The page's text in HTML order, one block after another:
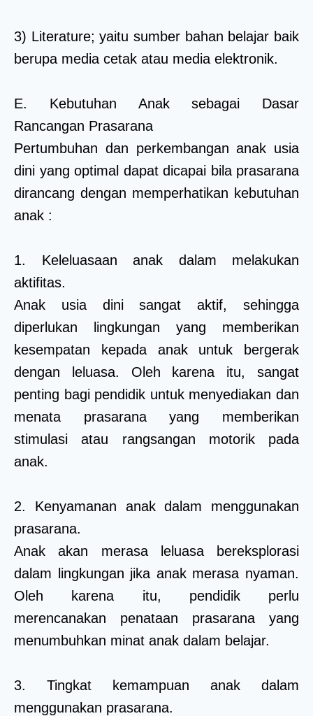
3) Literature; yaitu sumber bahan belajar baik
berupa media cetak atau media elektronik.
E. Kebutuhan Anak sebagai Dasar
Rancangan Prasarana
Pertumbuhan dan perkembangan anak usia
dini yang optimal dapat dicapai bila prasarana
dirancang dengan memperhatikan kebutuhan
anak :
1. Keleluasaan anak dalam melakukan
aktifitas.
Anak usia dini sangat aktif, sehingga
diperlukan lingkungan yang memberikan
kesempatan kepada anak untuk bergerak
dengan leluasa. Oleh karena itu, sangat
penting bagi pendidik untuk menyediakan dan
menata prasarana yang memberikan
stimulasi atau rangsangan motorik pada
anak.
2. Kenyamanan anak dalam menggunakan
prasarana.
Anak akan merasa leluasa bereksplorasi
dalam lingkungan jika anak merasa nyaman.
Oleh karena itu, pendidik perlu
merencanakan penataan prasarana yang
menumbuhkan minat anak dalam belajar.
3. Tingkat kemampuan anak dalam
menggunakan prasarana.